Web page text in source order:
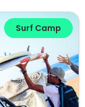
Surf Camp